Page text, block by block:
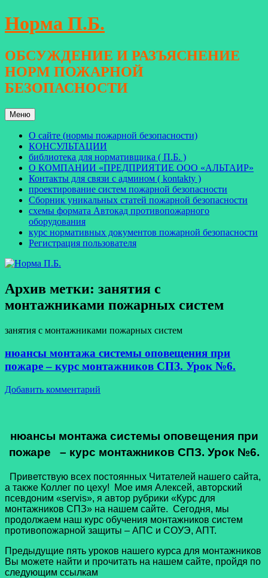
Перейти
к
Норма П.Б.
ОБСУЖДЕНИЕ И РАЗЪЯСНЕНИЕ
НОРМ ПОЖАРНОЙ
БЕЗОПАСНОСТИ
Меню
О сайте (нормы пожарной безопасности)
КОНСУЛЬТАЦИИ
библиотека для нормативщика ( П.Б. )
О КОМПАНИИ «ПРЕДПРИЯТИЕ ООО «АЛЬТАИР»
Контакты для связи с админом ( kontakty )
проектирование систем пожарной безопасности
Сборник уникальных статей пожарной безопасности
схемы формата Автокад противопожарного
оборудования
курс нормативных документов пожарной безопасности
Регистрация пользователя
Архив метки: занятия с
монтажниками пожарных систем
занятия с монтажниками пожарных систем
нюансы монтажа системы оповещения при
пожаре – курс монтажников СПЗ. Урок №6.
Добавить комментарий
нюансы монтажа системы оповещения при
пожаре – курс монтажников СПЗ. Урок №6.
Приветствую всех постоянных Читателей нашего сайта,
а также Коллег по цеху! Мое имя Алексей, авторский
псевдоним «servis», я автор рубрики «Курс для
монтажников СПЗ» на нашем сайте. Сегодня, мы
продолжаем наш курс обучения монтажников систем
противопожарной защиты – АПС и СОУЭ, АПТ.
Предыдущие пять уроков нашего курса для монтажников
Вы можете найти и прочитать на нашем сайте, пройдя по
следующим ссылкам